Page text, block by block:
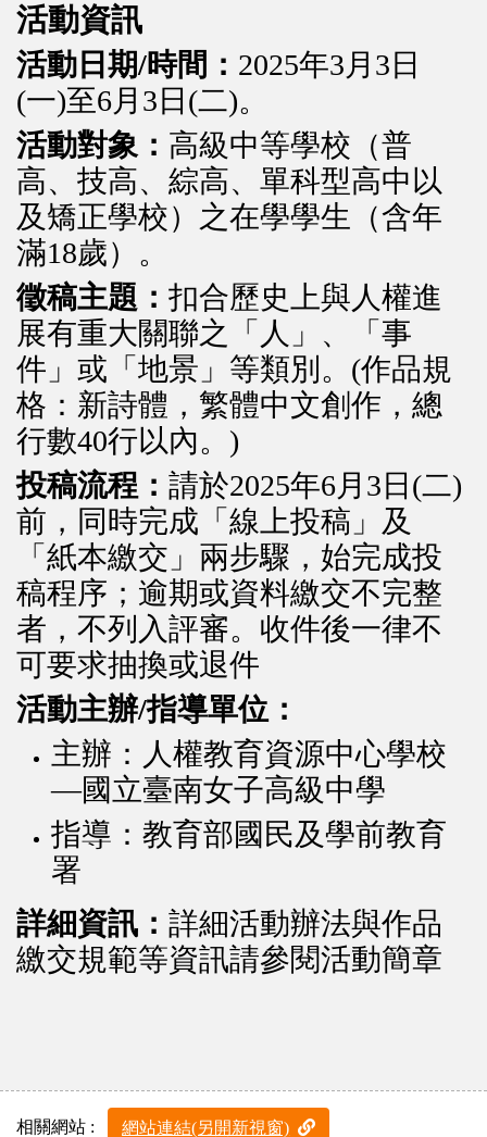
活動資訊
活動日期/時間： 2025年3月3日
(一)至6月3日(二)。
活動對象： 高級中等學校（普
高、技高、綜高、單科型高中以
及矯正學校）之在學學生（含年
滿18歲）。
徵稿主題：扣合歷史上與人權進
展有重大關聯之「人」、「事
件」或「地景」等類別。(作品規
格：新詩體，繁體中文創作，總
行數40行以內。)
投稿流程：請於2025年6月3日(二)
前，同時完成「線上投稿」及
「紙本繳交」兩步驟，始完成投
稿程序；逾期或資料繳交不完整
者，不列入評審。收件後一律不
可要求抽換或退件
活動主辦/指導單位：
主辦：人權教育資源中心學校
—國立臺南女子高級中學
指導：教育部國民及學前教育
署
詳細資訊：詳細活動辦法與作品
繳交規範等資訊請參閱活動簡章
相關網站 : 網站連結(另開新視窗)